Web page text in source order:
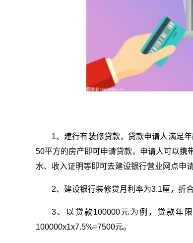
1、建行有装修贷款，贷款申请人满足
50平方的房产即可申请贷款，申请人可以携
水、收入证明等即可去建设银行营业网点申请
2、建设银行装修贷月利率为3.1厘，折
3、以贷款100000元为例，贷款年
100000x1x7.5%=7500元。